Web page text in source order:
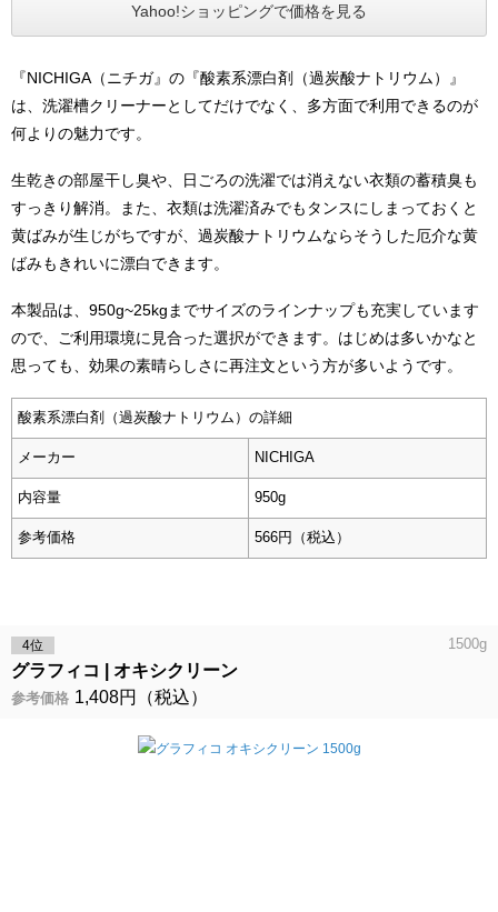
Yahoo!ショッピングで価格を見る
『NICHIGA（ニチガ』の『酸素系漂白剤（過炭酸ナトリウム）』
は、洗濯槽クリーナーとしてだけでなく、多方面で利用できるのが
何よりの魅力です。
生乾きの部屋干し臭や、日ごろの洗濯では消えない衣類の蓄積臭も
すっきり解消。また、衣類は洗濯済みでもタンスにしまっておくと
黄ばみが生じがちですが、過炭酸ナトリウムならそうした厄介な黄
ばみもきれいに漂白できます。
本製品は、950g~25kgまでサイズのラインナップも充実しています
ので、ご利用環境に見合った選択ができます。はじめは多いかなと
思っても、効果の素晴らしさに再注文という方が多いようです。
酸素系漂白剤（過炭酸ナトリウム）の詳細
メーカー NICHIGA
内容量 950g
参考価格 566円（税込）
4位
グラフィコ オキシクリーン
1500g
参考価格 1,408円（税込）